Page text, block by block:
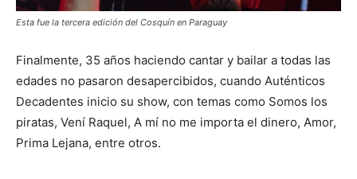
Esta fue la tercera edición del Cosquín en Paraguay
Finalmente, 35 años haciendo cantar y bailar a todas las
edades no pasaron desapercibidos, cuando Auténticos
Decadentes inicio su show, con temas como Somos los
piratas, Vení Raquel, A mí no me importa el dinero, Amor,
Prima Lejana, entre otros.